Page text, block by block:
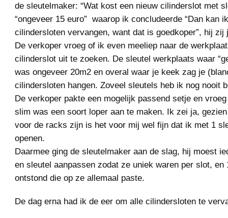
de sleutelmaker: “Wat kost een nieuw cilinderslot met
“ongeveer 15 euro” waarop ik concludeerde “Dan kan
cilindersloten vervangen, want dat is goedkoper”, hij zij
De verkoper vroeg of ik even meeliep naar de
cilinderslot uit te zoeken. De sleutel werkplaats waar
was ongeveer 20m2 en overal waar je keek zag je
cilindersloten hangen. Zoveel sleutels heb ik nog nooit
De verkoper pakte een mogelijk passend setje en
slim was een soort loper aan te maken. Ik zei ja,
voor de racks zijn is het voor mij wel fijn dat ik met 1
openen.
Daarmee ging de sleutelmaker aan de slag, hij moest
en sleutel aanpassen zodat ze uniek waren per slot, en
ontstond die op ze allemaal paste.
De dag erna had ik de eer om alle cilindersloten te